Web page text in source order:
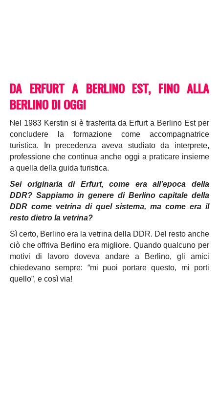
DA ERFURT A BERLINO EST, FINO ALLA
BERLINO DI OGGI
Nel 1983 Kerstin si è trasferita da Erfurt a Berlino Est per
concludere la formazione come accompagnatrice
turistica. In precedenza aveva studiato da interprete,
professione che continua anche oggi a praticare insieme
a quella della guida turistica.
Sei originaria di Erfurt, come era all’epoca della
DDR? Sappiamo in genere di Berlino capitale della
DDR come vetrina di quel sistema, ma come era il
resto dietro la vetrina?
Sì certo, Berlino era la vetrina della DDR. Del resto anche
ciò che offriva Berlino era migliore. Quando qualcuno per
motivi di lavoro doveva andare a Berlino, gli amici
chiedevano sempre: “mi puoi portare questo, mi porti
quello”, e così via!